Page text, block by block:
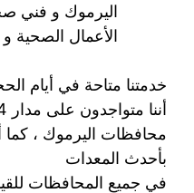
اليرموك و فني
الأعمال
خدمتنا متاحة في أيام
محافظات اليرموك ، كما
بأحدث المعدات
في جميع المحافظات